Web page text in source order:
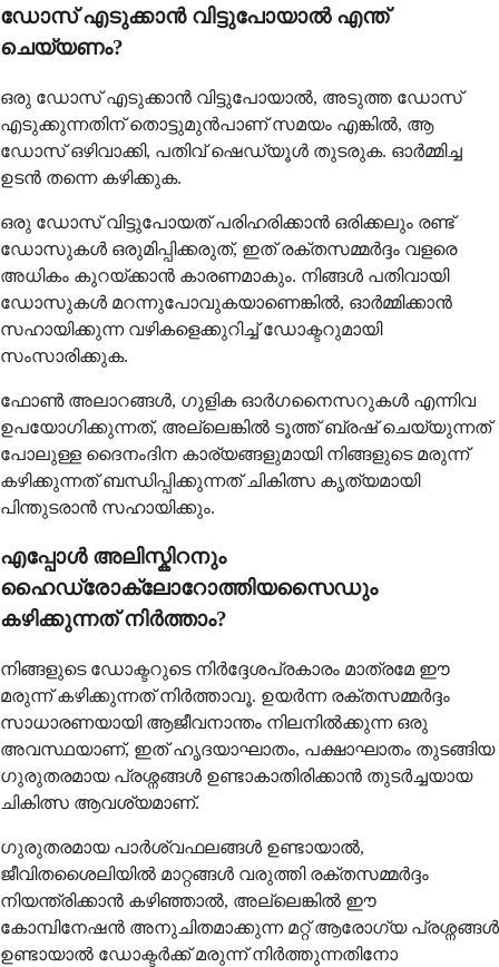
ഡോസ് എടുക്കാൻ വിട്ടുപോയാൽ എന്ത്
ചെയ്യണം?
ഒരു ഡോസ് എടുക്കാൻ വിട്ടുപോയാൽ, അടുത്ത ഡോസ്
എടുക്കുന്നതിന് തൊട്ടുമുന്‍പാണ് സമയം എങ്കിൽ, ആ
ഡോസ് ഒഴിവാക്കി, പതിവ് ഷെഡ്യൂൾ തുടരുക. ഓർമ്മിച്ച
ഉടൻ തന്നെ കഴിക്കുക.
ഒരു ഡോസ് വിട്ടുപോയത് പരിഹരിക്കാൻ ഒരിക്കലും രണ്ട്
ഡോസുകൾ ഒരുമിപ്പിക്കരുത്, ഇത് രക്തസമ്മർദ്ദം വളരെ
അധികം കുറയ്ക്കാൻ കാരണമാകും. നിങ്ങൾ പതിവായി
ഡോസുകൾ മറന്നുപോവുകയാണെങ്കിൽ, ഓർമ്മിക്കാൻ
സഹായിക്കുന്ന വഴികളെക്കുറിച്ച് ഡോക്ടറുമായി
സംസാരിക്കുക.
ഫോൺ അലാറങ്ങൾ, ഗുളിക ഓർഗനൈസറുകൾ എന്നിവ
ഉപയോഗിക്കുന്നത്, അല്ലെങ്കിൽ ടൂത്ത് ബ്രഷ് ചെയ്യുന്നത്
പോലുള്ള ദൈനംദിന കാര്യങ്ങളുമായി നിങ്ങളുടെ മരുന്ന്
കഴിക്കുന്നത് ബന്ധിപ്പിക്കുന്നത് ചികിത്സ കൃത്യമായി
പിന്തുടരാൻ സഹായിക്കും.
എപ്പോൾ അലിസ്കിറനും
ഹൈഡ്രോക്ലോറോത്തിയസൈഡും
കഴിക്കുന്നത് നിർത്താം?
നിങ്ങളുടെ ഡോക്ടറുടെ നിർദ്ദേശപ്രകാരം മാത്രമേ ഈ
മരുന്ന് കഴിക്കുന്നത് നിർത്താവൂ. ഉയർന്ന രക്തസമ്മർദ്ദം
സാധാരണയായി ആജീവനാന്തം നിലനിൽക്കുന്ന ഒരു
അവസ്ഥയാണ്, ഇത് ഹൃദയാഘാതം, പക്ഷാഘാതം തുടങ്ങിയ
ഗുരുതരമായ പ്രശ്നങ്ങൾ ഉണ്ടാകാതിരിക്കാൻ തുടർച്ചയായ
ചികിത്സ ആവശ്യമാണ്.
ഗുരുതരമായ പാർശ്വഫലങ്ങൾ ഉണ്ടായാൽ,
ജീവിതശൈലിയിൽ മാറ്റങ്ങൾ വരുത്തി രക്തസമ്മർദ്ദം
നിയന്ത്രിക്കാൻ കഴിഞ്ഞാൽ, അല്ലെങ്കിൽ ഈ
കോമ്പിനേഷൻ അനുചിതമാക്കുന്ന മറ്റ് ആരോഗ്യ പ്രശ്നങ്ങൾ
ഉണ്ടായാൽ ഡോക്ടർക്ക് മരുന്ന് നിർത്തുന്നതിനോ